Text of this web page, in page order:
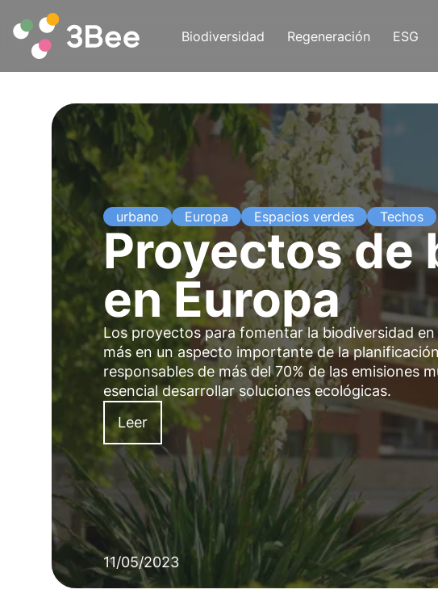
Biodiversidad Regeneración ESG
urbano Europa Espacios verdes Techos
Proyectos de
en Europa
Los proyectos para fomentar la biodiversidad
más en un aspecto importante de la
responsables de más del 70% de las emisiones
esencial desarrollar soluciones ecológicas.
Leer
11/05/2023